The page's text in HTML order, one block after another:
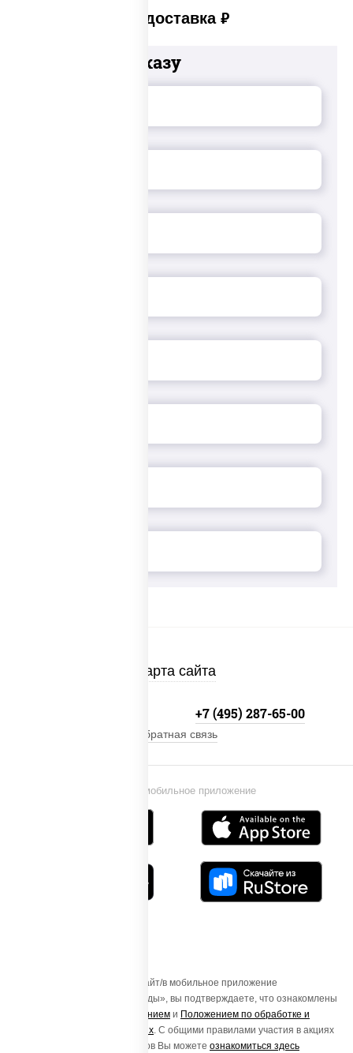
Платная доставка руб
Добавьте к заказу
Карта сайта
Установи мобильное приложение
+7 (495) 287-65-00
Обратная связь
Осуществляя вход на этот Сайт/в мобильное приложение
«ПиццаСушиВок - доставка еды», вы подтверждаете, что ознакомлены
Пользовательским соглашением и Положением по обработке и
защите персональных данных . С общими правилами участия в акциях
и порядке получения подарков Вы можете ознакомиться здесь